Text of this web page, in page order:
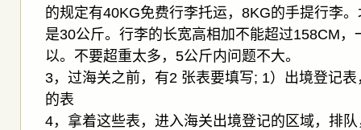
的规定有40KG免费行李托运，8KG的手提行李
是30公斤。行李的长宽高相加不能超过158CM，
以。不要超重太多，5公斤内问题不大。
3，过海关之前，有2 张表要填写; 1）出境登记
的表
4，拿着这些表，进入海关出境登记的区域，排